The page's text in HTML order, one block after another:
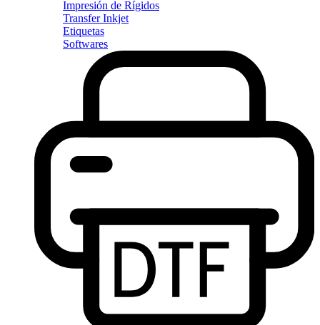
Impresión de Rígidos
Transfer Inkjet
Etiquetas
Softwares